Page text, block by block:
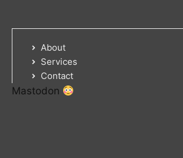
About
Services
Contact
Mastodon